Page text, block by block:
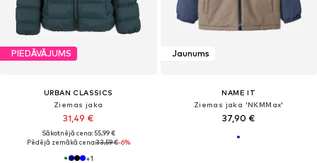
PIEDĀVĀJUMS
URBAN CLASSICS
Ziemas jaka
31,49 €
Sākotnējā cena: 55,99 €
Pēdējā zemākā cena:33,59 €-6%
+1
Jaunums
NAME IT
Ziemas jaka 'NKMMax'
37,90 €